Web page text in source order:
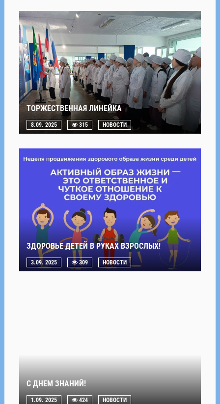
ТОРЖЕСТВЕННАЯ ЛИНЕЙКА
8.09. 2025 315 НОВОСТИ
ЗДОРОВЬЕ ДЕТЕЙ В РУКАХ ВЗРОСЛЫХ!
3.09. 2025 309 НОВОСТИ
С ДНЕМ ЗНАНИЙ!
1.09. 2025 424 НОВОСТИ